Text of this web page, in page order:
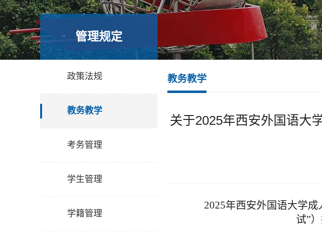
管理规定
政策法规
教务教学
考务管理
学生管理
学籍管理
教务教学
关于2025年西安外国语大
2025年西安外国语大学成
试”